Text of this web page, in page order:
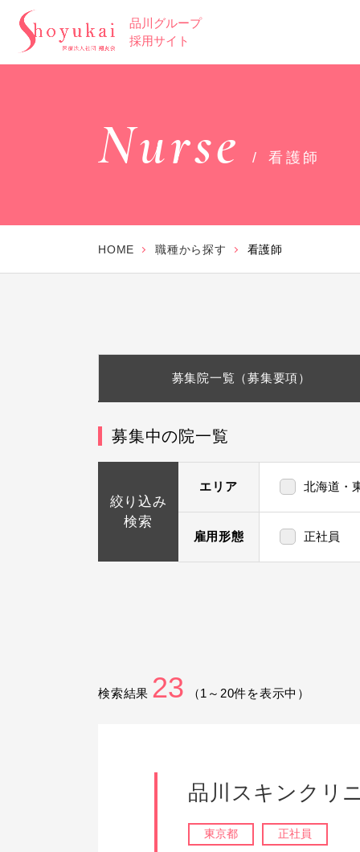
品川グループ
採用サイト
Nurse 看護師
HOME 職種から探す 看護師
募集院一覧 （募集要項）
募集中の院一覧
絞り込み
検索
エリア 北海道・
雇用形態 正社員
検索結果 23 （1 ～ 20件を表示中）
品川スキンクリ
東京都 正社員